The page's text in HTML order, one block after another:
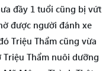
đầy 1 tuổi cũng bị vứt
được người đánh xe
Triệu Thẩm cũng vừa
Triệu Thẩm nuôi dưỡng